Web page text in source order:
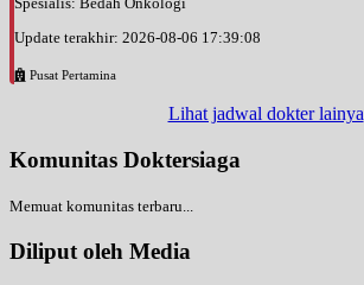
Update terakhir: 2026-08-06 17:39:08
Pusat Pertamina
Lihat jadwal dokter lainya
Komunitas Doktersiaga
Memuat komunitas terbaru...
Diliput oleh Media